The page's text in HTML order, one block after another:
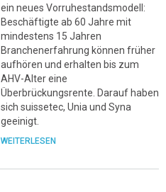
ein neues Vorruhestandsmodell:
Beschäftigte ab 60 Jahre mit
mindestens 15 Jahren
Branchenerfahrung können früher
aufhören und erhalten bis zum
AHV-Alter eine
Überbrückungsrente. Darauf haben
sich suissetec, Unia und Syna
geeinigt.
WEITERLESEN